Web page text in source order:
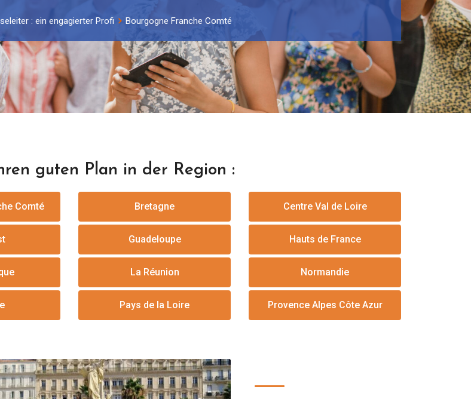
: ein engagierter Profi Bourgogne Franche Comté
guten Plan in der Region :
Comté Bretagne Centre Val de Loire
Guadeloupe Hauts de France
La Réunion Normandie
Pays de la Loire Provence Alpes Côte Azur